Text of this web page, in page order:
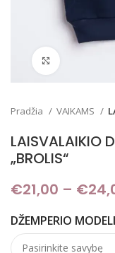
Pradžia VAIKAMS
LAISVALAIKIO
„BROLIS“
€21,00 – €
DŽEMPERIO